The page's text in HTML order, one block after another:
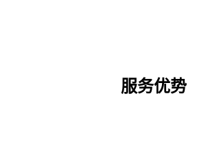
服务优势